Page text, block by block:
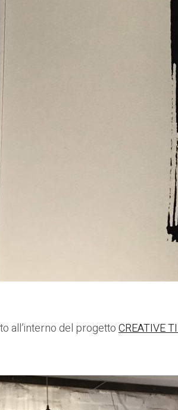
all’interno del progettoCREATIVE